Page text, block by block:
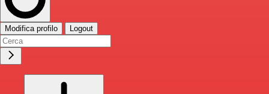
Modifica profilo Logout